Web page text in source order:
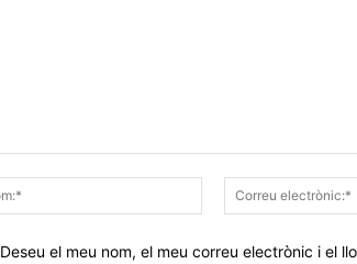
Nom:*
Deseu el meu nom, el meu correu electrònic i el